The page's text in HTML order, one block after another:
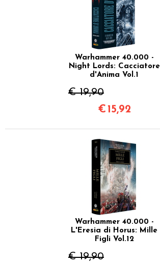
Warhammer 40.000 -
Night Lords: Cacciatore
d'Anima Vol.1
€ 19,90
€ 15,92
Warhammer 40.000 -
L'Eresia di Horus: Mille
Figli Vol.12
€ 19,90